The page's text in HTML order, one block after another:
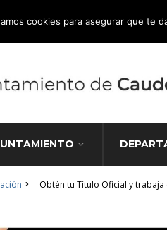
965 827 000
Obtén tu Título Oficial y
cookies para asegurar que te